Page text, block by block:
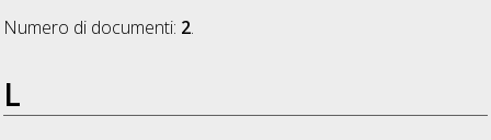
Numero di documenti: 2.
L